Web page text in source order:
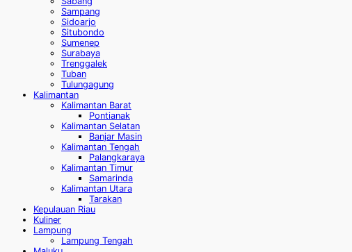
Sampang
Sidoarjo
Situbondo
Sumenep
Surabaya
Trenggalek
Tuban
Tulungagung
Kalimantan
Kalimantan Barat
Pontianak
Kalimantan Selatan
Banjar Masin
Kalimantan Tengah
Palangkaraya
Kalimantan Timur
Samarinda
Kalimantan Utara
Tarakan
Kepulauan Riau
Kuliner
Lampung
Lampung Tengah